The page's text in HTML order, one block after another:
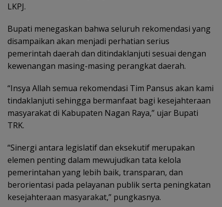
LKPJ.
Bupati menegaskan bahwa seluruh rekomendasi yang
disampaikan akan menjadi perhatian serius
pemerintah daerah dan ditindaklanjuti sesuai dengan
kewenangan masing-masing perangkat daerah.
“Insya Allah semua rekomendasi Tim Pansus akan kami
tindaklanjuti sehingga bermanfaat bagi kesejahteraan
masyarakat di Kabupaten Nagan Raya,” ujar Bupati
TRK.
“Sinergi antara legislatif dan eksekutif merupakan
elemen penting dalam mewujudkan tata kelola
pemerintahan yang lebih baik, transparan, dan
berorientasi pada pelayanan publik serta peningkatan
kesejahteraan masyarakat,” pungkasnya.